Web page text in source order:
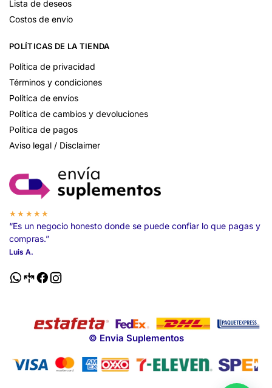
Lista de deseos
Costos de envío
POLÍTICAS DE LA TIENDA
Política de privacidad
Términos y condiciones
Política de envíos
Política de cambios y devoluciones
Política de pagos
Aviso legal / Disclaimer
★★★★★
“Es un negocio honesto donde se puede confiar lo que pagas y
compras.”
Luis A.
© Envia Suplementos